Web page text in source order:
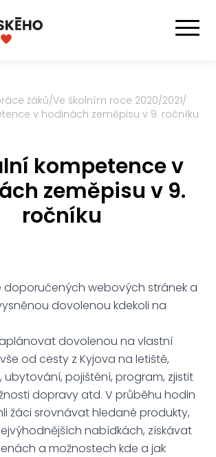
žáků/Ve školním roce 2020/2021/
v hodinách zeměpisu v 9. ročníku
kompetence v
zeměpisu v 9.
ročníku
doporučených webových stránek a
dovolenou kdekoli na
dovolenou na vlastní
od cesty z Kyjova na letiště,
ubytování, pojištění, program, zjistit
dopravy atd. V průběhu hodin
žáci srovnávat hledané produkty,
nabídkách, získávat
a možnostech kde a jak